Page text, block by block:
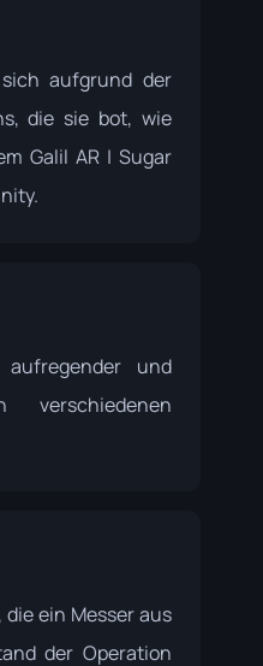
aufgrund der
die sie bot, wie
Galil AR | Sugar
und
verschiedenen
die ein Messer aus
der Operation